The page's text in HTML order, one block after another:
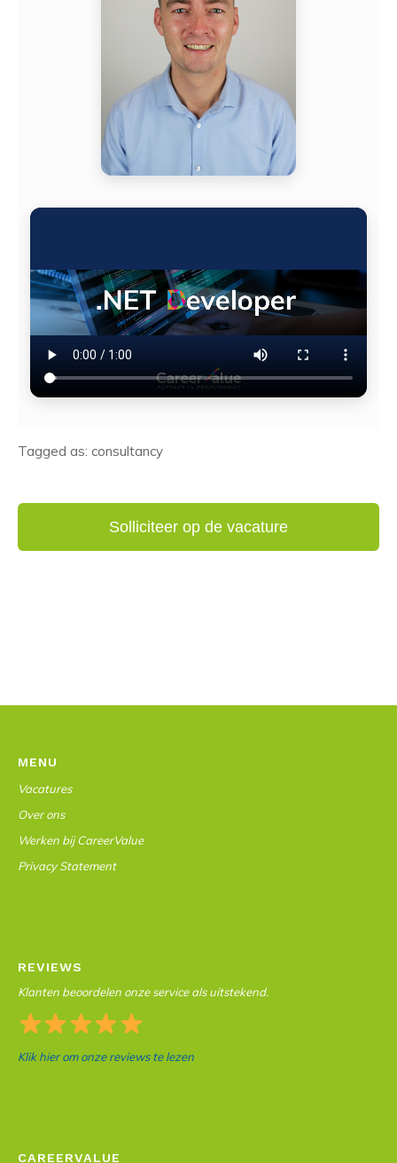
Tagged as: consultancy
MENU
Vacatures
Over ons
Werken bij CareerValue
Privacy Statement
REVIEWS
Klanten beoordelen onze service als uitstekend.
Klik hier om onze reviews te lezen
CAREERVALUE